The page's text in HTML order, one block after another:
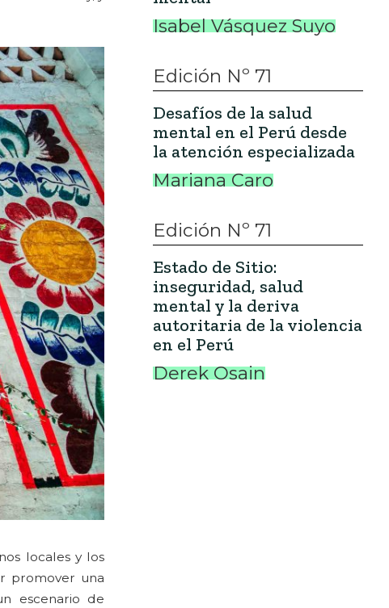
locales y los
promover una
escenario de
Isabel Vásquez Suyo
Edición Nº 71
Desafíos de la salud
mental en el Perú desde
la atención especializada
Mariana Caro
Edición Nº 71
Estado de Sitio:
inseguridad, salud
mental y la deriva
autoritaria de la violencia
en el Perú
Derek Osain